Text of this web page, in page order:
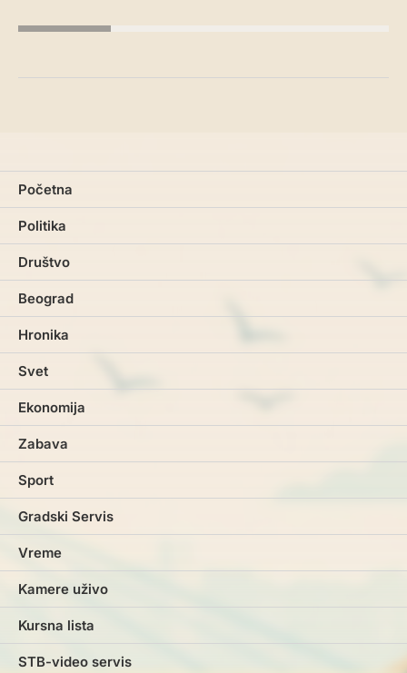
Početna
Politika
Društvo
Beograd
Hronika
Svet
Ekonomija
Zabava
Sport
Gradski Servis
Vreme
Kamere uživo
Kursna lista
STB-video servis